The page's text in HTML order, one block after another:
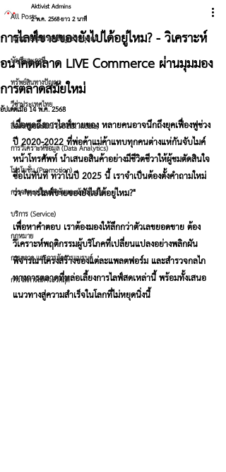
All Posts
กฎหมายคุ้มครองข้อมูลส่วนบุคคล
บัญชีและภาษี
ทรัพย์สินทางปัญญา
วีซ่าประเทศไทย
สื่อสังคมออนไลน์ (Social Media)
การวิเคราะห์ข้อมูล (Data Analytics)
โปรโมชั่น (Promotion)
การจดทะเบียนบริษัทและห้างหุ้นส่วน
บริการ (Service)
กฎหมาย
การตลาด และการจัดการแบรนด์
การจัดการสภาวะวิกฤติ
การไลฟ์ขายของยังไปได้อยู่ไหม? - วิเคราะห์
อนาคตตลาด LIVE Commerce ผ่านมุมมอง
การตลาดสมัยใหม่
Aktivist Admins
2 พ.ค. 2568ยาว 2 นาที
อัปเดตเมื่อ14 พ.ค. 2568
เมื่อพูดถึงการไลฟ์ขายของ หลายคนอาจนึกถึงยุคเฟื่องฟูช่วง
ปี 2020-2022 ที่พ่อค้าแม่ค้าแทบทุกคนต่างแห่กันจับไมค์
หน้าโทรศัพท์ นำเสนอสินค้าอย่างมีชีวิตชีวาให้ผู้ชมตัดสินใจ
ซื้อในทันที ทว่าในปี 2025 นี้ เราจำเป็นต้องตั้งคำถามใหม่
ว่า "การไลฟ์ขายของยังไปได้อยู่ไหม?"
เพื่อหาคำตอบ เราต้องมองให้ลึกกว่าตัวเลขยอดขาย ต้อง
วิเคราะห์พฤติกรรมผู้บริโภคที่เปลี่ยนแปลงอย่างพลิกผัน
พิจารณาโครงสร้างของแต่ละแพลตฟอร์ม และสำรวจกลไก
ทางการตลาดที่หล่อเลี้ยงการไลฟ์สดเหล่านี้ พร้อมทั้งเสนอ
แนวทางสู่ความสำเร็จในโลกที่ไม่หยุดนิ่งนี้